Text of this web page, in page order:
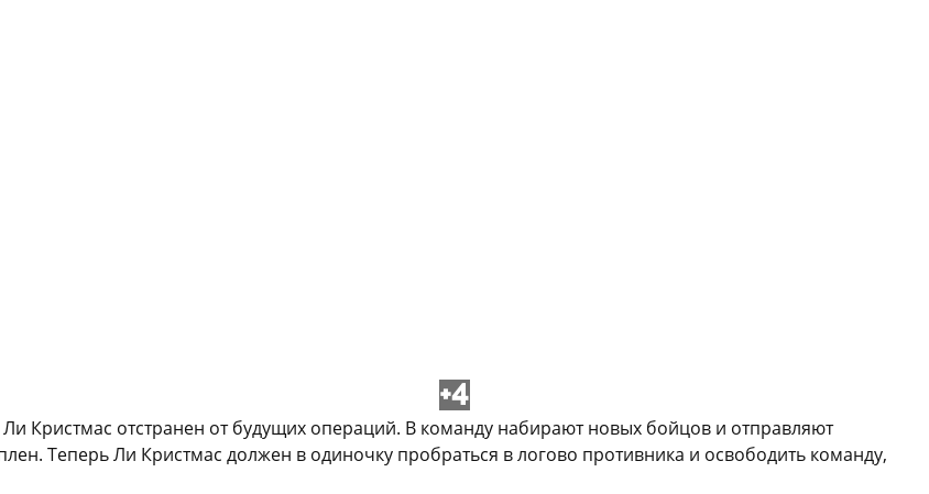
+4
Кристмас отстранен от будущих операций. В команду набирают новых бойцов и отправляют
Теперь Ли Кристмас должен в одиночку пробраться в логово противника и освободить команду,